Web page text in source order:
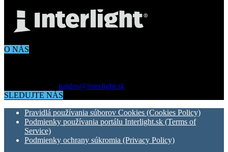
O NÁS
gajdos@interlight.sk
SLEDUJTE NÁS
Pravidlá používania súborov Cookies (Cookies Policy)
Podmienky používania portálu Interlight.sk (Terms of
Service)
Podmienky ochrany súkromia (Privacy Policy)